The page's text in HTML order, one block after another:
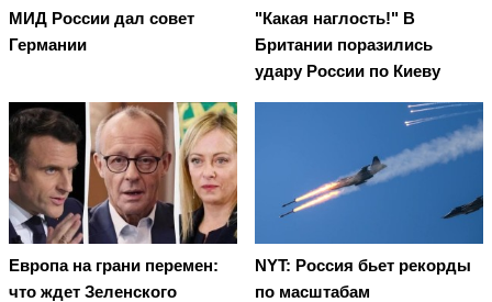
МИД России дал совет
Германии
"Какая наглость!" В
Британии поразились
удару России по Киеву
Европа на грани перемен:
что ждет Зеленского
NYT: Россия бьет рекорды
по масштабам